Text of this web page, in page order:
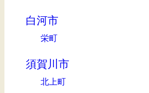
白河市
栄町
須賀川市
北上町